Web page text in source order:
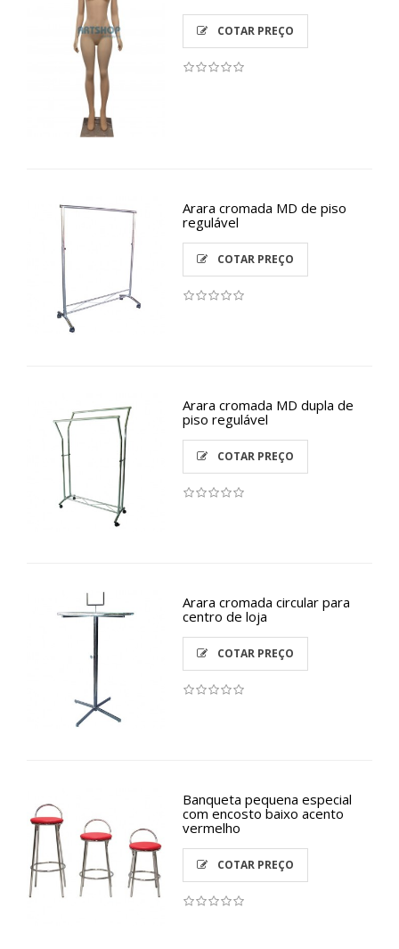
COTAR PREÇO
Arara cromada MD de piso
regulável
COTAR PREÇO
Arara cromada MD dupla de
piso regulável
COTAR PREÇO
Arara cromada circular para
centro de loja
COTAR PREÇO
Banqueta pequena especial
com encosto baixo acento
vermelho
COTAR PREÇO